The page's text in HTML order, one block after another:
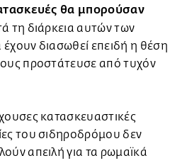
θα μπορούσαν
τη διάρκεια αυτών των
διασωθεί επειδή η θέση
προστάτευσε από τυχόν
κατασκευαστικές
του σιδηροδρόμου δεν
απειλή για τα ρωμαϊκά